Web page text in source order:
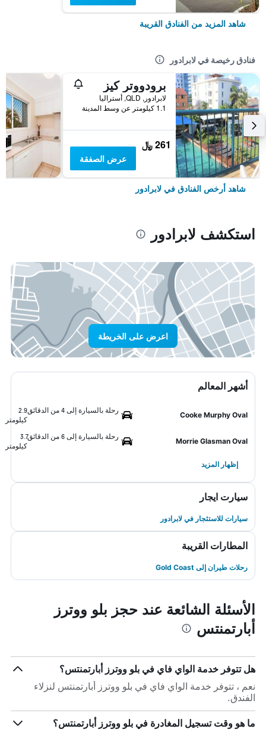
شاهد المزيد من الفنادق القريبة
فنادق رخيصة في لابرادور
برودووتر كيز
لابرادور, QLD, أستراليا
1.1 كيلومتر عن وسط المدينة
261 ﷼
عرض الصفقة
شاهد أرخص الفنادق في لابرادور
استكشف لابرادور
اعرض على الخريطة
أشهر المعالم
Cooke Murphy Oval
رحلة بالسيارة إلى 4 من الدقائق
2.9
كيلومتر
Morrie Glasman Oval
رحلة بالسيارة إلى 6 من الدقائق
3.7
كيلومتر
إظهار المزيد
سيارت ايجار
سيارات للاستئجار في لابرادور
المطارات القريبة
رحلات طيران إلى Gold Coast
الأسئلة الشائعة عند حجز بلو ووترز
أبارتمنتس
هل تتوفر خدمة الواي فاي في بلو ووترز أبارتمنتس؟
نعم ، تتوفر خدمة الواي فاي في بلو ووترز أبارتمنتس لنزلاء
الفندق.
ما هو وقت تسجيل المغادرة في بلو ووترز أبارتمنتس؟